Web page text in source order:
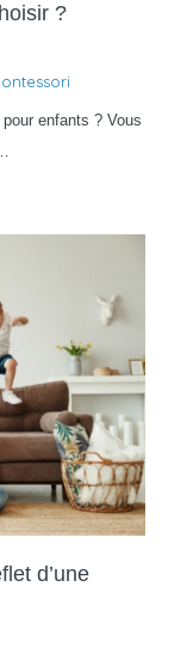
?
enfants ? Vous
d’une